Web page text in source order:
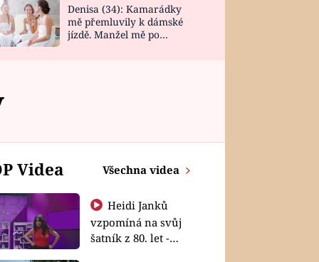
Denisa (34): Kamarádky
mě přemluvily k dámské
jízdě. Manžel mě po
Videa Všechna videa
Heidi Janků
vzpomíná na svůj
šatník z 80. let -